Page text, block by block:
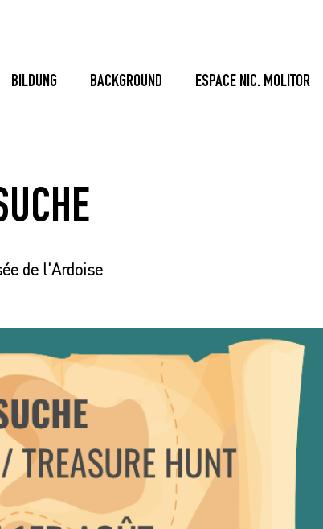
BILDUNG BACKGROUND ESPACE NIC. MOLITOR
de l'Ardoise